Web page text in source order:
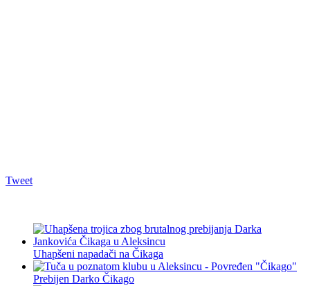
Tweet
Uhapšeni napadači na Čikaga
Prebijen Darko Čikago